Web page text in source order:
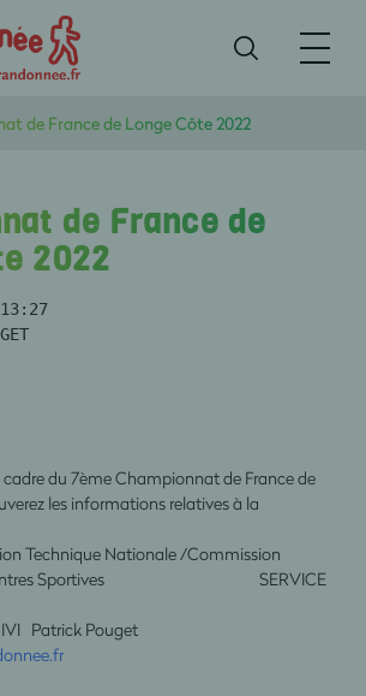
de France de Longe Côte 2022
de France de
2022
du 7ème Championnat de France de
les informations relatives à la
Technique Nationale /Commission
Sportives SERVICE
Patrick Pouget